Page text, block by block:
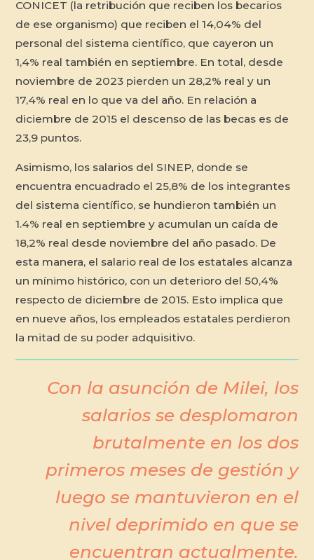
CONICET (la retribución que reciben los becarios
de ese organismo) que reciben el 14,04% del
personal del sistema científico, que cayeron un
1,4% real también en septiembre. En total, desde
noviembre de 2023 pierden un 28,2% real y un
17,4% real en lo que va del año. En relación a
diciembre de 2015 el descenso de las becas es de
23,9 puntos.
Asimismo, los salarios del SINEP, donde se
encuentra encuadrado el 25,8% de los integrantes
del sistema científico, se hundieron también un
1.4% real en septiembre y acumulan un caída de
18,2% real desde noviembre del año pasado. De
esta manera, el salario real de los estatales alcanza
un mínimo histórico, con un deterioro del 50,4%
respecto de diciembre de 2015. Esto implica que
en nueve años, los empleados estatales perdieron
la mitad de su poder adquisitivo.
Con la asunción de Milei, los
salarios se desplomaron
brutalmente en los dos
primeros meses de gestión y
luego se mantuvieron en el
nivel deprimido en que se
encuentran actualmente.